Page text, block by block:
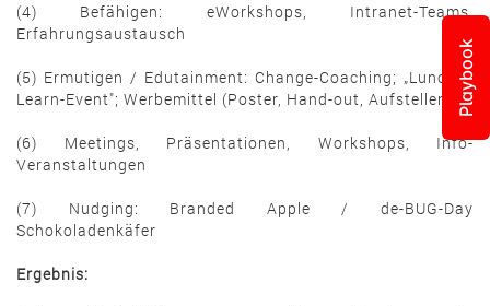
(4) Befähigen: eWorkshops, Intranet-Teams,
Erfahrungsaustausch
(5) Ermutigen / Edutainment: Change-Coaching; „Lunch &
Learn-Event"; Werbemittel (Poster, Hand-out, Aufsteller)
(6) Meetings, Präsentationen, Workshops, Info-
Veranstaltungen
(7) Nudging: Branded Apple / de-BUG-Day
Schokoladenkäfer
Ergebnis:
Playbook